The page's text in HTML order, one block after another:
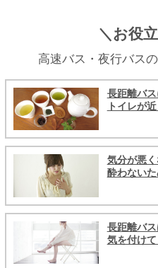
＼お役
高速バス・夜行バス
長距離バ
トイレが
気分が悪
酔わない
長距離バ
気を付けて